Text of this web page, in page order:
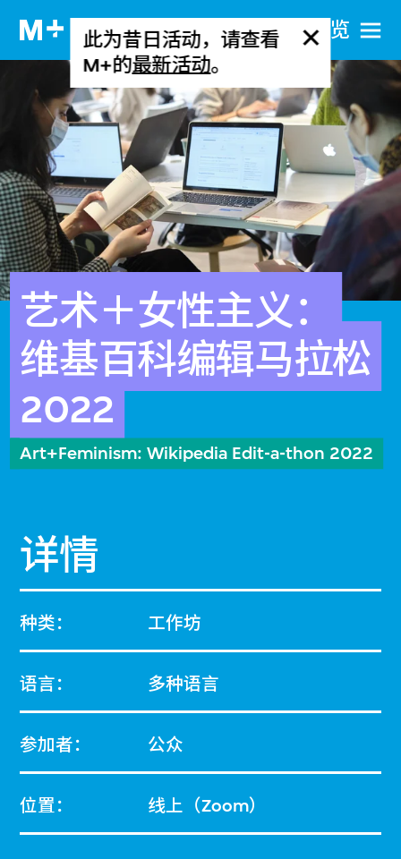
网站导览
此为昔日活动，请查看
M+的最新活动。
艺术＋女性主义：
维基百科编辑马拉松
2022
Art+Feminism: Wikipedia Edit-a-thon 2022
详情
种类： 工作坊
语言： 多种语言
参加者： 公众
位置： 线上（Zoom）